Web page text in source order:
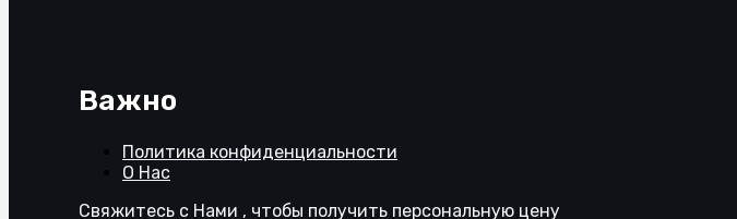
Важно
Политика конфиденциальности
О Нас
Свяжитесь с Нами , чтобы получить персональную цену